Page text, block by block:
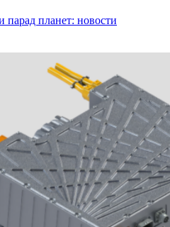
планет: новости